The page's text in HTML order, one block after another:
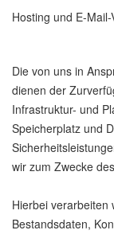
Hosting und E-Mail-
Die von uns in
dienen der
Infrastruktur- und
Speicherplatz und
wir zum Zwecke
Hierbei verarbeiten
Bestandsdaten,